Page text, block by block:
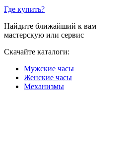
Где купить?
Найдите ближайший к вам
мастерскую или сервис
Скачайте каталоги:
Мужские часы
Женские часы
Механизмы